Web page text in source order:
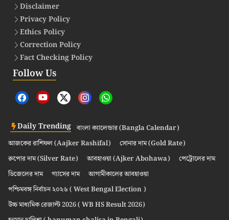
Disclaimer
Privacy Policy
Ethics Policy
Correction Policy
Fact Checking Policy
Follow Us
Daily Trending বাংলা ক্যালেন্ডার (Bangla Calendar)
আজকের রাশিফল (Aajker Rashifal)
সোনার দাম (Gold Rate)
রুপোর দাম (Silver Rate)
আবহাওয়া (Ajker Abohawa)
পেট্রোলের দাম
ডিজেলের দাম
গ্যাসের দাম
আগামীকালের আবহাওয়া
পশ্চিমবঙ্গ নির্বাচন ২০২৬ ( West Bengal Election )
উচ্চ মাধ্যমিক রেজাল্ট 2026 ( WB HS Result 2026)